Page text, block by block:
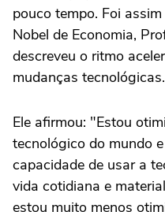
pouco tempo. Foi
Nobel de Economia,
descreveu o ritmo
mudanças tecnológicas.
Ele afirmou: "Estou
tecnológico do mundo
capacidade de usar a
vida cotidiana e
estou muito menos